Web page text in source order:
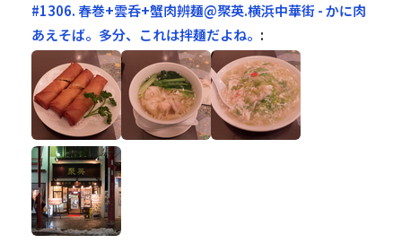
#1306. 春巻+雲呑+蟹肉辨麺@聚英.横浜中華街 - かに肉
あえそば。多分、これは拌麺だよね。 :